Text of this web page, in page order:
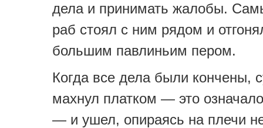
дела и принимать жалобы.
раб стоял с ним рядом и
большим павлиньим пером.
Когда все дела были кончены,
махнул платком — это
— и ушел, опираясь на плечи